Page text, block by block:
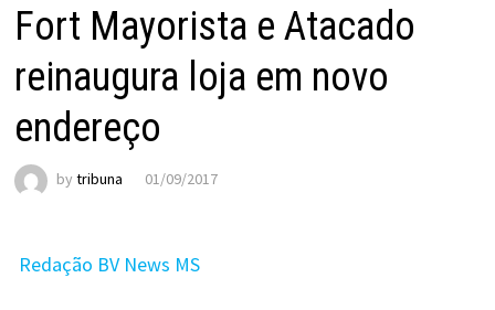
Fort Mayorista e Atacado
reinaugura loja em novo
endereço
by tribuna 01/09/2017
Redação BV News MS